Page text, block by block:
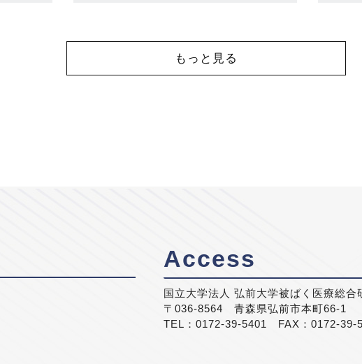
もっと見る
Access
国立大学法人 弘前大学被ばく医療総合
〒036-8564 青森県弘前市本町66-1
TEL：0172-39-5401 FAX：0172-39-